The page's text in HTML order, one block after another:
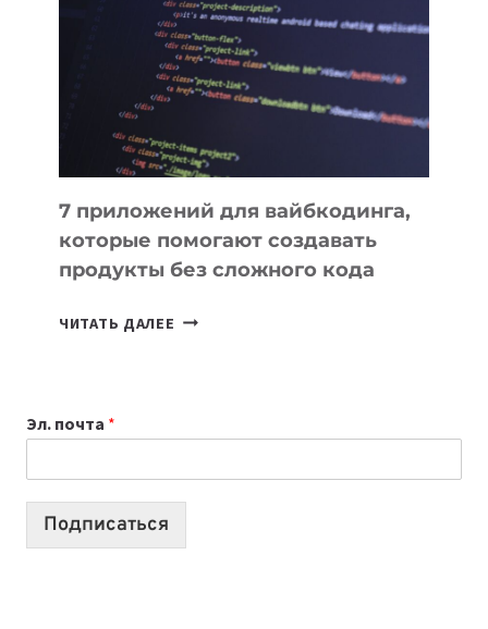
ИНСТРУМЕНТОВ
ДЛЯ
РАБОТЫ
7 приложений для вайбкодинга,
которые помогают создавать
продукты без сложного кода
ЧИТАТЬ ДАЛЕЕ 7
СОЗДАВАТЬ
ПРОДУКТЫ
Эл. почта *
Подписаться